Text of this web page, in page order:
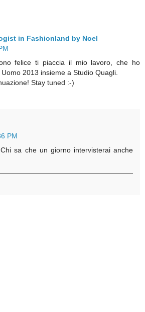
in Fashionland by Noel
felice ti piaccia il mio lavoro, che ho
2013 insieme a Studio Quagli.
Stay tuned :-)
PM
sa che un giorno intervisterai anche